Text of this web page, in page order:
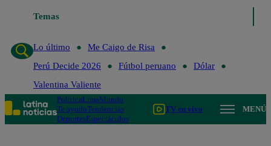
Temas
Lo último
Me Caigo de Risa
Perú Decide 2026
Fútbol peruano
Dólar
Valentina Valiente
PolíticaLimaMundo
Te ayudoTendencias
DeportesEspectáculos
TV en vivo MENÚ